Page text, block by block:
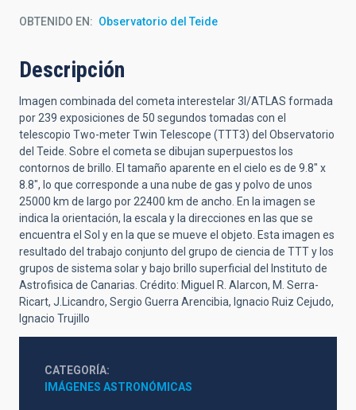
OBTENIDO EN Observatorio del Teide
Descripción
Imagen combinada del cometa interestelar 3I/ATLAS formada
por 239 exposiciones de 50 segundos tomadas con el
telescopio Two-meter Twin Telescope (TTT3) del Observatorio
del Teide. Sobre el cometa se dibujan superpuestos los
contornos de brillo. El tamaño aparente en el cielo es de 9.8" x
8.8", lo que corresponde a una nube de gas y polvo de unos
25000 km de largo por 22400 km de ancho. En la imagen se
indica la orientación, la escala y la direcciones en las que se
encuentra el Sol y en la que se mueve el objeto. Esta imagen es
resultado del trabajo conjunto del grupo de ciencia de TTT y los
grupos de sistema solar y bajo brillo superficial del Instituto de
Astrofisica de Canarias. Crédito: Miguel R. Alarcon, M. Serra-
Ricart, J.Licandro, Sergio Guerra Arencibia, Ignacio Ruiz Cejudo,
Ignacio Trujillo
CATEGORÍA
IMÁGENES ASTRONÓMICAS